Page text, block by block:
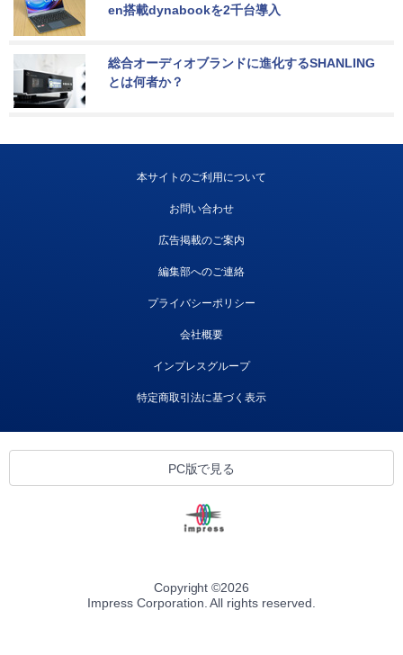
en搭載dynabookを2千台導入
総合オーディオブランドに進化するSHANLING
とは何者か？
本サイトのご利用について
お問い合わせ
広告掲載のご案内
編集部へのご連絡
プライバシーポリシー
会社概要
インプレスグループ
特定商取引法に基づく表示
PC版で見る
Copyright ©2026
Impress Corporation. All rights reserved.